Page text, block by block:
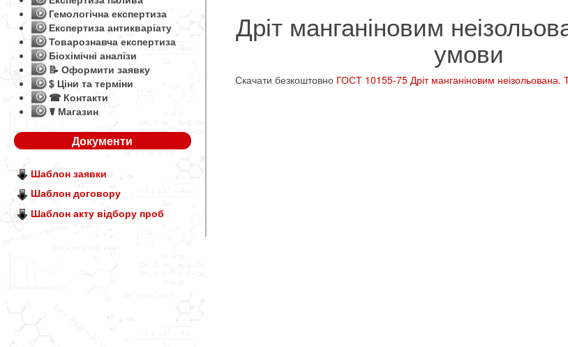
Дріт манганіновим
умови
Скачати безкоштовно ГОСТ 10155-75 Дріт манганіновим неізольована.
Гемологічна експертиза
Експертиза антикваріату
Товарознавча експертиза
Біохімічні аналізи
📝 Оформити заявку
$ Ціни та терміни
☎ Контакти
☤ Магазин
Документи
Шаблон заявки
Шаблон договору
Шаблон акту відбору проб